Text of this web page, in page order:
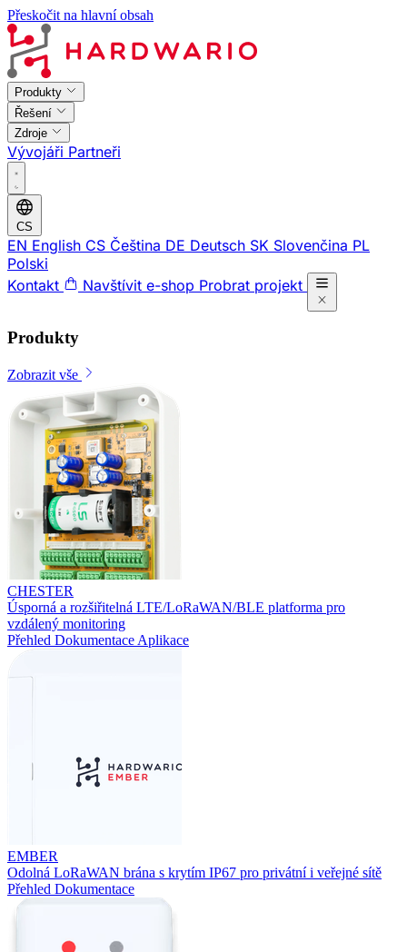
Přeskočit na hlavní obsah
Produkty
Řešení
Zdroje
Vývojáři Partneři
CS
EN English CS Čeština DE Deutsch SK Slovenčina PL
Polski
Kontakt
Navštívit e-shop Probrat projekt
Produkty
Zobrazit vše
CHESTER
Úsporná a rozšiřitelná LTE/LoRaWAN/BLE platforma pro
vzdálený monitoring
Přehled Dokumentace Aplikace
EMBER
Odolná LoRaWAN brána s krytím IP67 pro privátní i veřejné sítě
Přehled Dokumentace